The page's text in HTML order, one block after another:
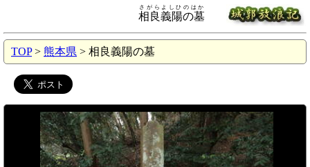
相良義陽の墓
さがらよしひのはか
TOP> 熊本県 > 相良義陽の墓